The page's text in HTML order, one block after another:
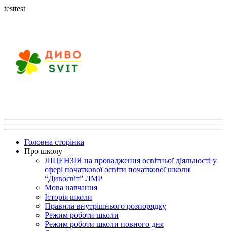
testtest
Головна сторінка
Про школу
ЛІЦЕНЗІЯ на провадження освітньої діяльності у
сфері початкової освіти початкової школи
“Дивосвіт” ЛМР
Мова навчання
Історія школи
Правила внутрішнього розпорядку
Режим роботи школи
Режим роботи школи повного дня